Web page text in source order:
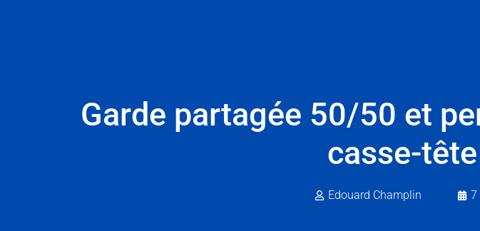
Garde partagée 50/50 et
casse-
Edouard Champlin 7